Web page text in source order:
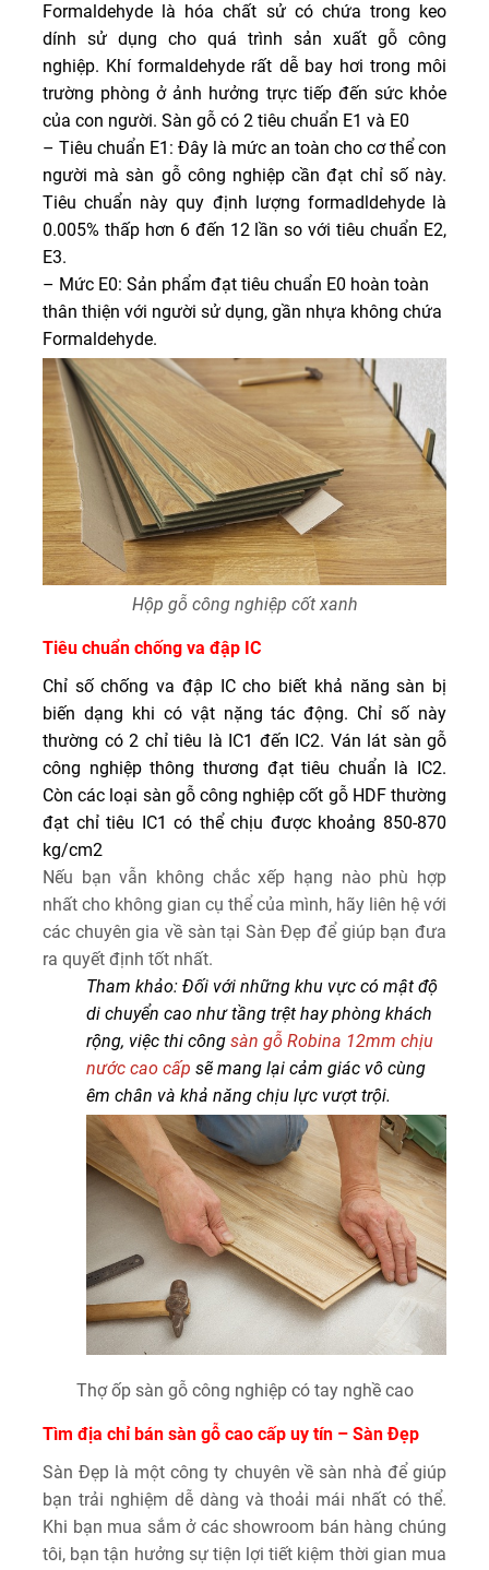
Formaldehyde là hóa chất sử có chứa trong keo
dính sử dụng cho quá trình sản xuất gỗ công
nghiệp. Khí formaldehyde rất dễ bay hơi trong môi
trường phòng ở ảnh hưởng trực tiếp đến sức khỏe
của con người. Sàn gỗ có 2 tiêu chuẩn E1 và E0
– Tiêu chuẩn E1: Đây là mức an toàn cho cơ thể con
người mà sàn gỗ công nghiệp cần đạt chỉ số này.
Tiêu chuẩn này quy định lượng formadldehyde là
0.005% thấp hơn 6 đến 12 lần so với tiêu chuẩn E2,
E3.
– Mức E0: Sản phẩm đạt tiêu chuẩn E0 hoàn toàn
thân thiện với người sử dụng, gần nhựa không chứa
Formaldehyde.
Hộp gỗ công nghiệp cốt xanh
Tiêu chuẩn chống va đập IC
Chỉ số chống va đập IC cho biết khả năng sàn bị
biến dạng khi có vật nặng tác động. Chỉ số này
thường có 2 chỉ tiêu là IC1 đến IC2. Ván lát sàn gỗ
công nghiệp thông thương đạt tiêu chuẩn là IC2.
Còn các loại sàn gỗ công nghiệp cốt gỗ HDF thường
đạt chỉ tiêu IC1 có thể chịu được khoảng 850-870
kg/cm2
Nếu bạn vẫn không chắc xếp hạng nào phù hợp
nhất cho không gian cụ thể của mình, hãy liên hệ với
các chuyên gia về sàn tại Sàn Đẹp để giúp bạn đưa
ra quyết định tốt nhất.
Tham khảo: Đối với những khu vực có mật độ
di chuyển cao như tầng trệt hay phòng khách
rộng, việc thi công sàn gỗ Robina 12mm chịu
nước cao cấp sẽ mang lại cảm giác vô cùng
êm chân và khả năng chịu lực vượt trội.
Thợ ốp sàn gỗ công nghiệp có tay nghề cao
Tìm địa chỉ bán sàn gỗ cao cấp uy tín – Sàn Đẹp
Sàn Đẹp là một công ty chuyên về sàn nhà để giúp
bạn trải nghiệm dễ dàng và thoải mái nhất có thể.
Khi bạn mua sắm ở các showroom bán hàng chúng
tôi, bạn tận hưởng sự tiện lợi tiết kiệm thời gian mua